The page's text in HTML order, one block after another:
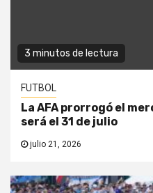
3 minutos de lectura
FUTBOL
La AFA prorrogó el
será el 31 de julio
julio 21, 2026